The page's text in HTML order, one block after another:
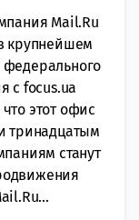
Mail.Ru
крупнейшем
с focus.ua
этот офис
тринадцатым
станут